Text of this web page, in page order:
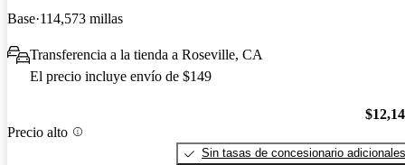
Base 114,573 millas
Transferencia a la tienda a Roseville, CA
El precio incluye envío de $149
Precio alto
Sin tasas de concesionario adicionales